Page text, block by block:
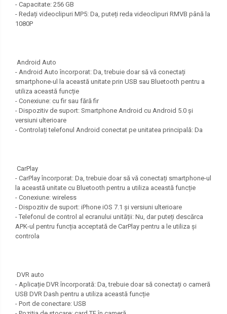
- Capacitate: 256 GB
- Redați videoclipuri MP5: Da, puteți reda videoclipuri RMVB până la
1080P
Android Auto
- Android Auto încorporat: Da, trebuie doar să vă conectați
smartphone-ul la această unitate prin USB sau Bluetooth pentru a
utiliza această funcție
- Conexiune: cu fir sau fără fir
- Dispozitiv de suport: Smartphone Android cu Android 5.0 și
versiuni ulterioare
- Controlați telefonul Android conectat pe unitatea principală: Da
CarPlay
- CarPlay încorporat: Da, trebuie doar să vă conectați smartphone-ul
la această unitate cu Bluetooth pentru a utiliza această funcție
- Conexiune: wireless
- Dispozitiv de suport: iPhone iOS 7.1 și versiuni ulterioare
- Telefonul de control al ecranului unității: Nu, dar puteți descărca
APK-ul pentru funcția acceptată de CarPlay pentru a le utiliza și
controla
DVR auto
- Aplicație DVR încorporată: Da, trebuie doar să conectați o cameră
USB DVR Dash pentru a utiliza această funcție
- Port de conectare: USB